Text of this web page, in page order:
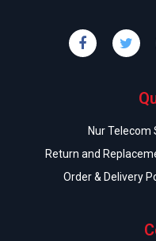
Nur Telecom
Return and
Order & Delivery